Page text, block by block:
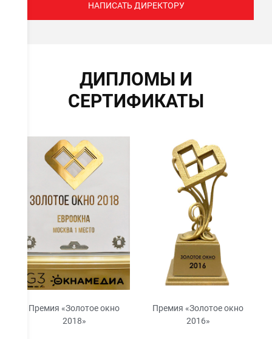
НАПИСАТЬ ДИРЕКТОРУ
ДИПЛОМЫ И
СЕРТИФИКАТЫ
Премия «Золотое окно
2018»
Премия «Золотое окно
2016»